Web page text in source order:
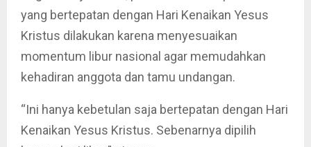
yang bertepatan dengan Hari Kenaikan Yesus
Kristus dilakukan karena menyesuaikan
momentum libur nasional agar memudahkan
kehadiran anggota dan tamu undangan.
“Ini hanya kebetulan saja bertepatan dengan Hari
Kenaikan Yesus Kristus. Sebenarnya dipilih